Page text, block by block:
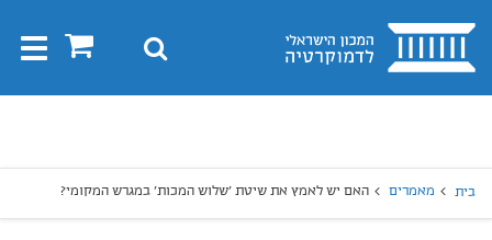
בית 0 חיפוש
בית מאמרים האם יש לאמץ את שיטת 'שלוש המכות' במגרש המקומי?